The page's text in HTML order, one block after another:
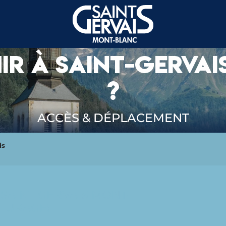
À SAINT-
?
ACCÈS & DÉPLACEMENT